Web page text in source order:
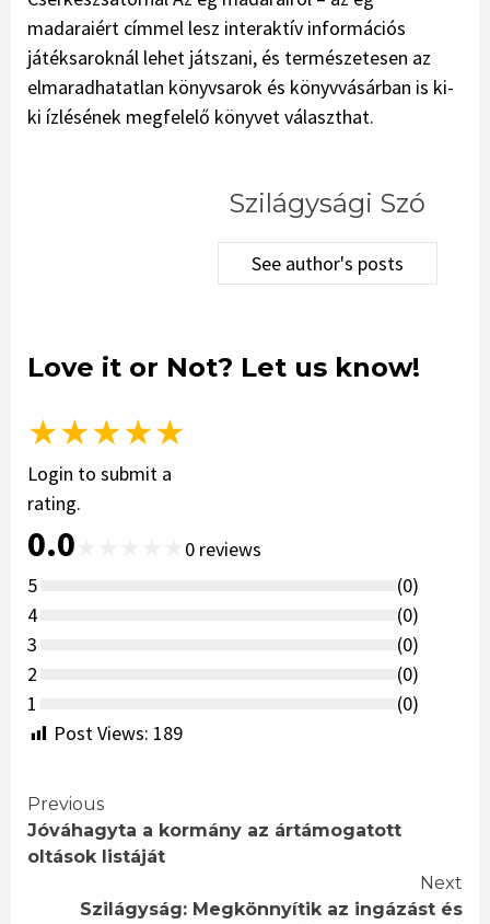
madaraiért címmel lesz interaktív információs
játéksaroknál lehet játszani, és természetesen az
elmaradhatatlan könyvsarok és könyvvásárban is ki-
ki ízlésének megfelelő könyvet választhat.
Szilágysági Szó
See author's posts
Love it or Not? Let us know!
★★★★★
Login to submit a
rating.
0.0 0 reviews
5
(0)
4
(0)
3
(0)
2
(0)
1
(0)
Post Views: 189
Continue
Reading
Previous
Jóváhagyta a kormány az ártámogatott
oltások listáját
Next
Szilágyság: Megkönnyítik az ingázást és